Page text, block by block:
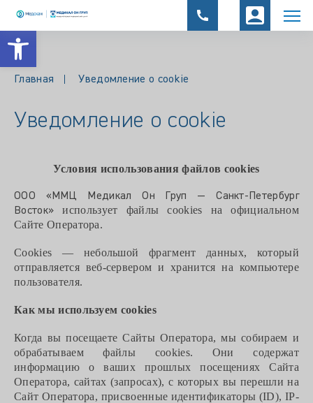
Открыть панель инструментов
Главная Уведомление о cookie
Уведомление о cookie
Условия использования файлов cookies
ООО «ММЦ Медикал Он Груп — Санкт-Петербург
Восток» использует файлы cookies на официальном
Сайте Оператора.
Cookies — небольшой фрагмент данных, который
отправляется веб-сервером и хранится на компьютере
пользователя.
Как мы используем cookies
Когда вы посещаете Сайты Оператора, мы собираем и
обрабатываем файлы cookies. Они содержат
информацию о ваших прошлых посещениях Сайта
Оператора, сайтах (запросах), с которых вы перешли на
Сайт Оператора, присвоенные идентификаторы (ID), IP-